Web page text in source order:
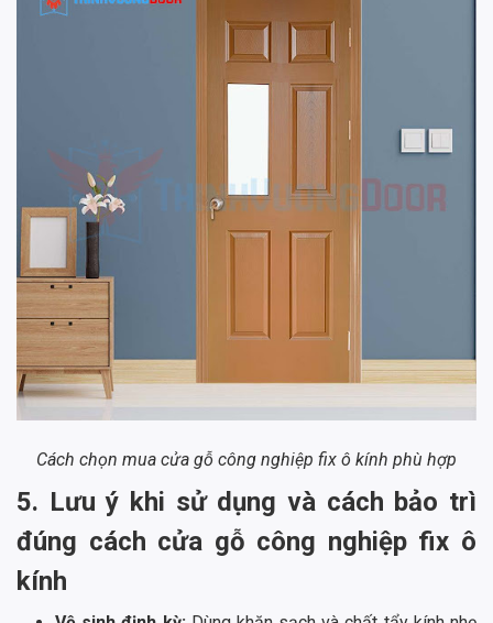
Cách chọn mua cửa gỗ công nghiệp fix ô kính phù hợp
5. Lưu ý khi sử dụng và cách bảo trì
đúng cách cửa gỗ công nghiệp fix ô
kính